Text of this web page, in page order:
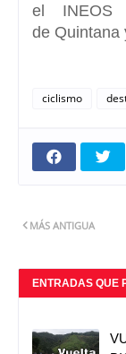
el INEOS
de Quintana
ciclismo
MÁS ANTIGUA
ENTRADAS QUE